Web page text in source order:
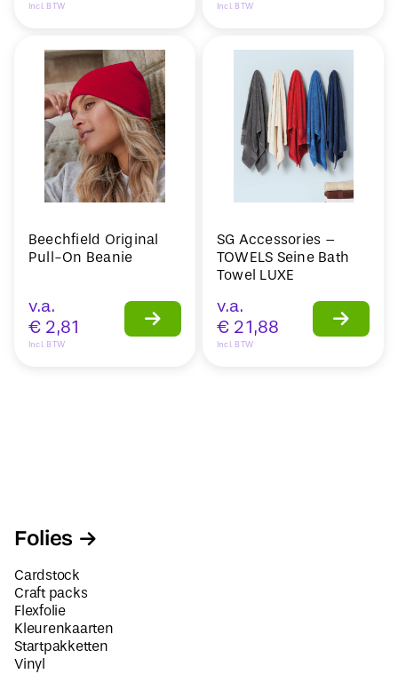
Incl. BTW Incl. BTW
Beechfield Original
Pull-On Beanie
v.a.
€ 2,81
Incl. BTW
SG Accessories –
TOWELS Seine Bath
Towel LUXE
v.a.
€ 21,88
Incl. BTW
Folies
Cardstock
Craft packs
Flexfolie
Kleurenkaarten
Startpakketten
Vinyl